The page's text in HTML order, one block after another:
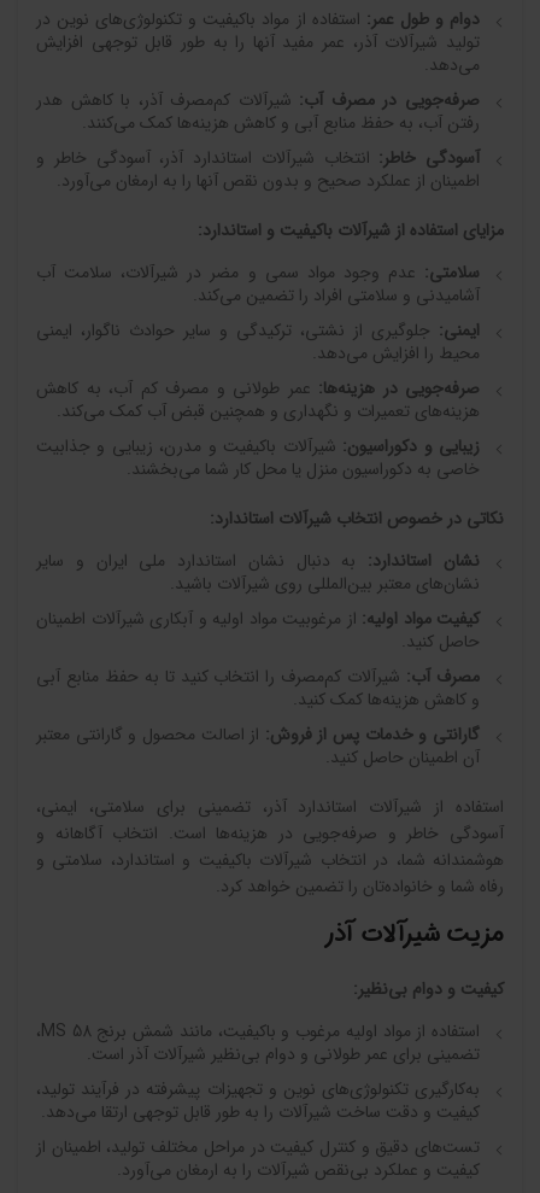
دوام و طول عمر: استفاده از مواد باکیفیت و تکنولوژی‌های نوین در
تولید شیرآلات آذر، عمر مفید آنها را به طور قابل توجهی افزایش
می‌دهد.
صرفه‌جویی در مصرف آب: شیرآلات کم‌مصرف آذر، با کاهش هدر
رفتن آب، به حفظ منابع آبی و کاهش هزینه‌ها کمک می‌کنند.
آسودگی خاطر: انتخاب شیرآلات استاندارد آذر، آسودگی خاطر و
اطمینان از عملکرد صحیح و بدون نقص آنها را به ارمغان می‌آورد.
مزایای استفاده از شیرآلات باکیفیت و استاندارد:
سلامتی: عدم وجود مواد سمی و مضر در شیرآلات، سلامت آب
آشامیدنی و سلامتی افراد را تضمین می‌کند.
ایمنی: جلوگیری از نشتی، ترکیدگی و سایر حوادث ناگوار، ایمنی
محیط را افزایش می‌دهد.
صرفه‌جویی در هزینه‌ها: عمر طولانی و مصرف کم آب، به کاهش
هزینه‌های تعمیرات و نگهداری و همچنین قبض آب کمک می‌کند.
زیبایی و دکوراسیون: شیرآلات باکیفیت و مدرن، زیبایی و جذابیت
خاصی به دکوراسیون منزل یا محل کار شما می‌بخشند.
نکاتی در خصوص انتخاب شیرآلات استاندارد:
نشان استاندارد: به دنبال نشان استاندارد ملی ایران و سایر
نشان‌های معتبر بین‌المللی روی شیرآلات باشید.
کیفیت مواد اولیه: از مرغوبیت مواد اولیه و آبکاری شیرآلات اطمینان
حاصل کنید.
مصرف آب: شیرآلات کم‌مصرف را انتخاب کنید تا به حفظ منابع آبی
و کاهش هزینه‌ها کمک کنید.
گارانتی و خدمات پس از فروش: از اصالت محصول و گارانتی معتبر
آن اطمینان حاصل کنید.
استفاده از شیرآلات استاندارد آذر، تضمینی برای سلامتی، ایمنی،
آسودگی خاطر و صرفه‌جویی در هزینه‌ها است. انتخاب آگاهانه و
هوشمندانه شما، در انتخاب شیرآلات باکیفیت و استاندارد، سلامتی و
رفاه شما و خانواده‌تان را تضمین خواهد کرد.
مزیت شیرآلات آذر
کیفیت و دوام بی‌نظیر:
استفاده از مواد اولیه مرغوب و باکیفیت، مانند شمش برنج 58 MS،
تضمینی برای عمر طولانی و دوام بی‌نظیر شیرآلات آذر است.
به‌کارگیری تکنولوژی‌های نوین و تجهیزات پیشرفته در فرآیند تولید،
کیفیت و دقت ساخت شیرآلات را به طور قابل توجهی ارتقا می‌دهد.
تست‌های دقیق و کنترل کیفیت در مراحل مختلف تولید، اطمینان از
کیفیت و عملکرد بی‌نقص شیرآلات را به ارمغان می‌آورد.